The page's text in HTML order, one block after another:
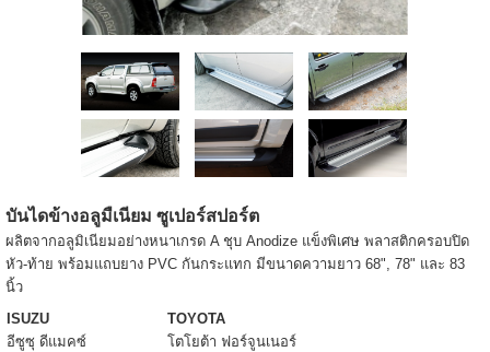
บันไดข้างอลูมืเนียม ซูเปอร์สปอร์ต
ผลิตจากอลูมิเนียมอย่างหนาเกรด A ชุบ Anodize แข็งพิเศษ พลาสติกครอบปิด
หัว-ท้าย พร้อมแถบยาง PVC กันกระแทก มีขนาดความยาว 68", 78" และ 83
นิ้ว
ISUZU
TOYOTA
อีซูซุ ดีแมคซ์
โตโยต้า ฟอร์จูนเนอร์